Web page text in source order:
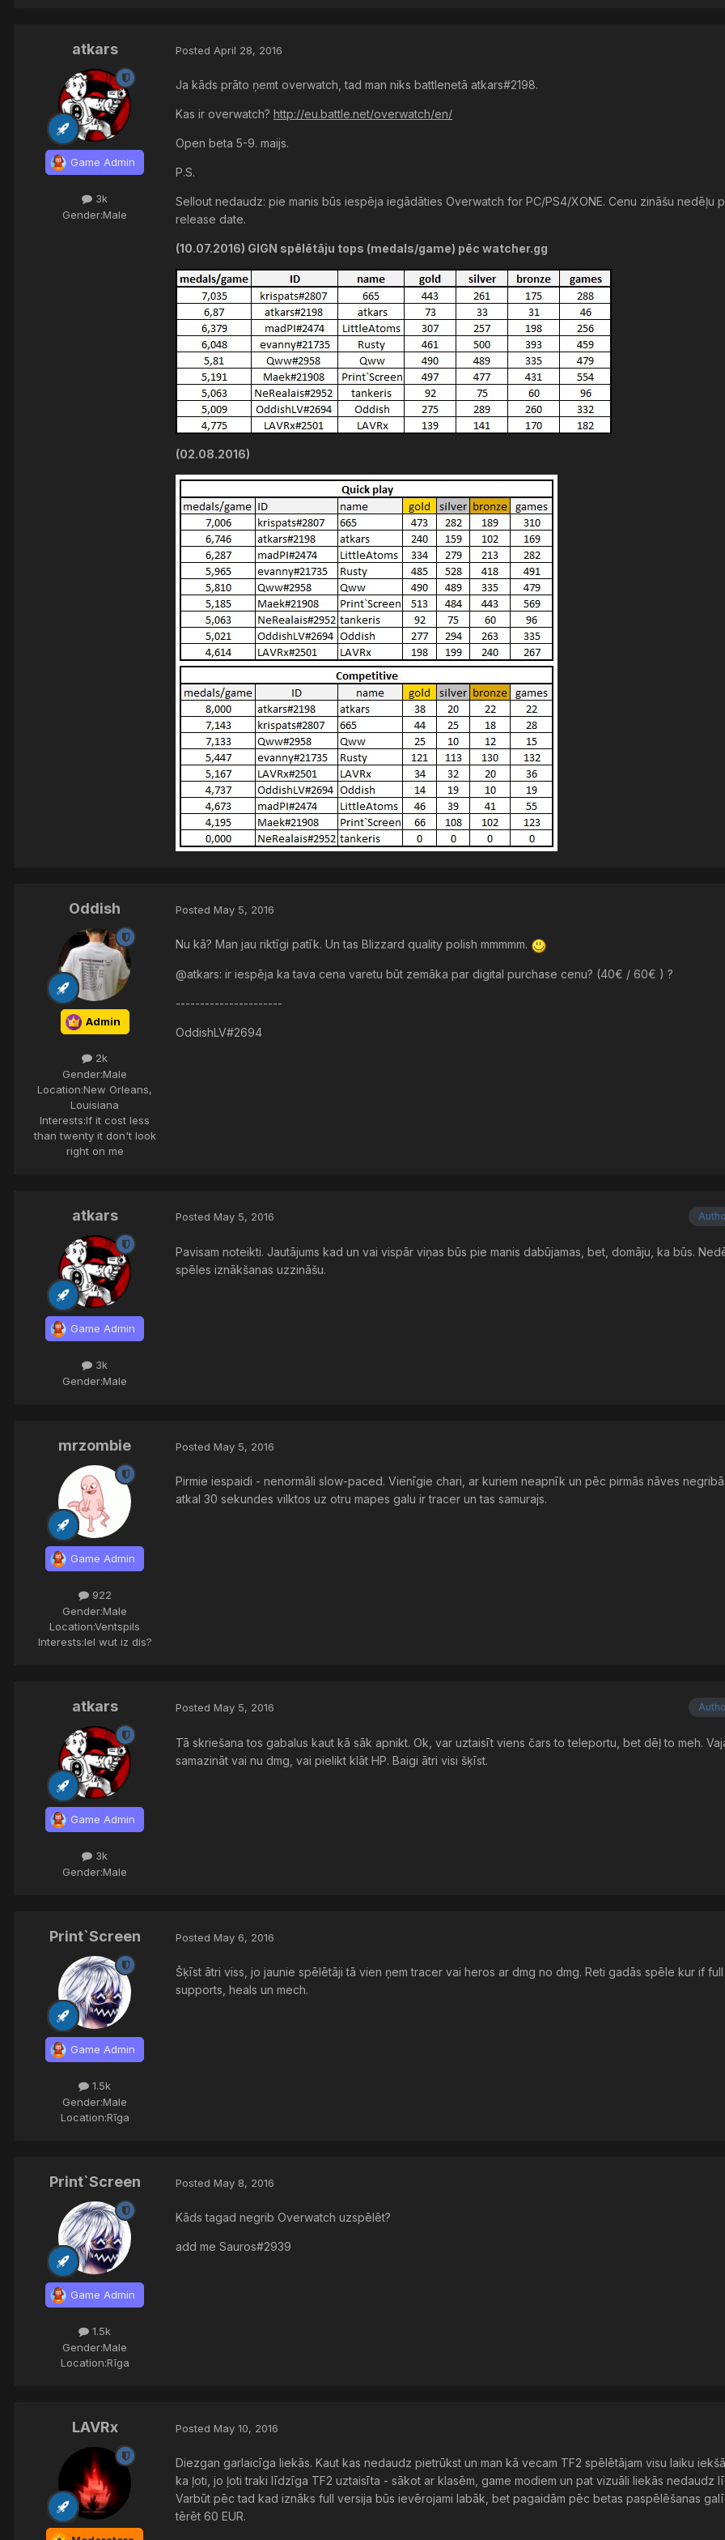
atkars
Game Admin
3k
Gender:Male
Posted April 28, 2016
Ja kāds prāto ņemt overwatch, tad man niks battlenetā atkars#2198.
Kas ir overwatch? http://eu.battle.net/overwatch/en/
Open beta 5-9. maijs.
P.S.
Sellout nedaudz: pie manis būs iespēja iegādāties Overwatch for PC/PS4/XONE. Cenu zināšu nedēļu
release date.
(10.07.2016) GIGN spēlētāju tops (medals/game) pēc watcher.gg
(02.08.2016)
Oddish
Admin
2k
Gender:Male
Location:New Orleans,
Louisiana
Interests:If it cost less
than twenty it don't look
right on me
Posted May 5, 2016
Nu kā? Man jau riktīgi patīk. Un tas Blizzard quality polish mmmmm.
@atkars: ir iespēja ka tava cena varetu būt zemāka par digital purchase cenu? (40€ / 60€ ) ?
----------------------
OddishLV#2694
atkars
Game Admin
3k
Gender:Male
Posted May 5, 2016
Pavisam noteikti. Jautājums kad un vai vispār viņas būs pie manis dabūjamas, bet, domāju, ka būs.
spēles iznākšanas uzzināšu.
mrzombie
Game Admin
922
Gender:Male
Location:Ventspils
Interests:lel wut iz dis?
Posted May 5, 2016
Pirmie iespaidi - nenormāli slow-paced. Vienīgie chari, ar kuriem neapnīk un pēc pirmās nāves
atkal 30 sekundes vilktos uz otru mapes galu ir tracer un tas samurajs.
atkars
Game Admin
3k
Gender:Male
Posted May 5, 2016
Tā skriešana tos gabalus kaut kā sāk apnikt. Ok, var uztaisīt viens čars to teleportu, bet dēļ to meh.
samazināt vai nu dmg, vai pielikt klāt HP. Baigi ātri visi šķīst.
Print`Screen
Game Admin
1.5k
Gender:Male
Location:Rīga
Posted May 6, 2016
Šķīst ātri viss, jo jaunie spēlētāji tā vien ņem tracer vai heros ar dmg no dmg. Reti gadās spēle kur if full
supports, heals un mech.
Print`Screen
Game Admin
1.5k
Gender:Male
Location:Rīga
Posted May 8, 2016
Kāds tagad negrib Overwatch uzspēlēt?
add me Sauros#2939
LAVRx Posted May 10, 2016
Diezgan garlaicīga liekās. Kaut kas nedaudz pietrūkst un man kā vecam TF2 spēlētājam visu laiku
ka ļoti, jo ļoti traki līdzīga TF2 uztaisīta - sākot ar klasēm, game modiem un pat vizuāli liekās nedaudz
Varbūt pēc tad kad iznāks full versija būs ievērojami labāk, bet pagaidām pēc betas paspēlēšanas
tērēt 60 EUR.